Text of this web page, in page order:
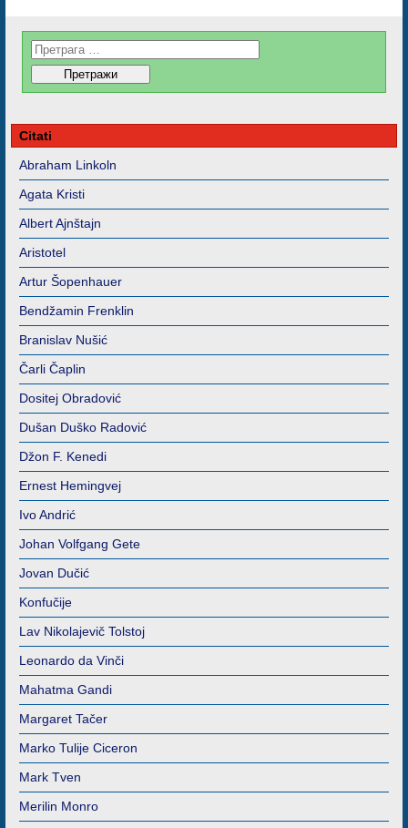
Citati
Abraham Linkoln
Agata Kristi
Albert Ajnštajn
Aristotel
Artur Šopenhauer
Bendžamin Frenklin
Branislav Nušić
Čarli Čaplin
Dositej Obradović
Dušan Duško Radović
Džon F. Kenedi
Ernest Hemingvej
Ivo Andrić
Johan Volfgang Gete
Jovan Dučić
Konfučije
Lav Nikolajevič Tolstoj
Leonardo da Vinči
Mahatma Gandi
Margaret Tačer
Marko Tulije Ciceron
Mark Tven
Merilin Monro